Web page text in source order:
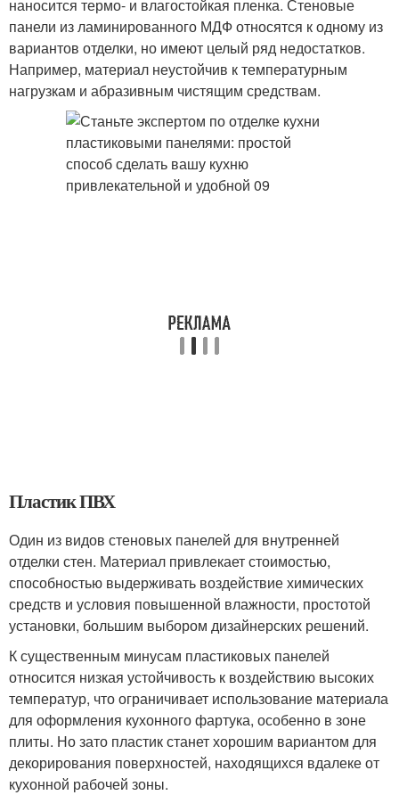
наносится термо- и влагостойкая пленка. Стеновые
панели из ламинированного МДФ относятся к одному из
вариантов отделки, но имеют целый ряд недостатков.
Например, материал неустойчив к температурным
нагрузкам и абразивным чистящим средствам.
Пластик ПВХ
Один из видов стеновых панелей для внутренней
отделки стен. Материал привлекает стоимостью,
способностью выдерживать воздействие химических
средств и условия повышенной влажности, простотой
установки, большим выбором дизайнерских решений.
К существенным минусам пластиковых панелей
относится низкая устойчивость к воздействию высоких
температур, что ограничивает использование материала
для оформления кухонного фартука, особенно в зоне
плиты. Но зато пластик станет хорошим вариантом для
декорирования поверхностей, находящихся вдалеке от
кухонной рабочей зоны.